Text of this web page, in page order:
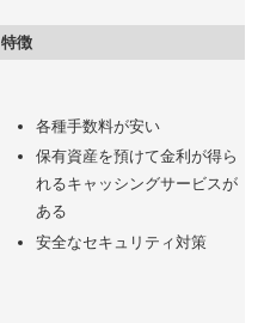
特徴
各種手数料が安い
保有資産を預けて金利が得ら
れるキャッシングサービスが
ある
安全なセキュリティ対策